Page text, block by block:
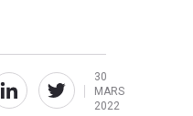
30
MARS
2022